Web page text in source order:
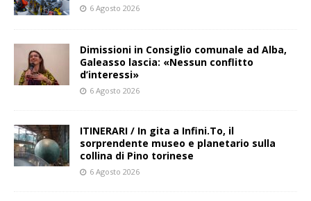
6 Agosto 2026
Dimissioni in Consiglio comunale ad Alba,
Galeasso lascia: «Nessun conflitto
d’interessi»
6 Agosto 2026
ITINERARI / In gita a Infini.To, il
sorprendente museo e planetario sulla
collina di Pino torinese
6 Agosto 2026